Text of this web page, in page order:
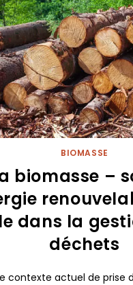
BIOMASSE
biomasse –
dans la
déchets
contexte actuel de prise